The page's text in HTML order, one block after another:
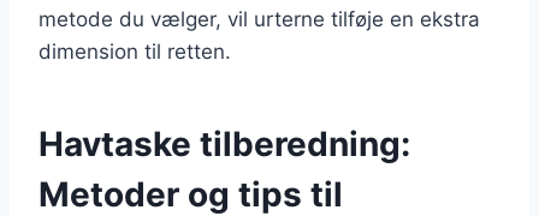
metode du vælger, vil urterne tilføje en ekstra
dimension til retten.
Havtaske tilberedning:
Metoder og tips til